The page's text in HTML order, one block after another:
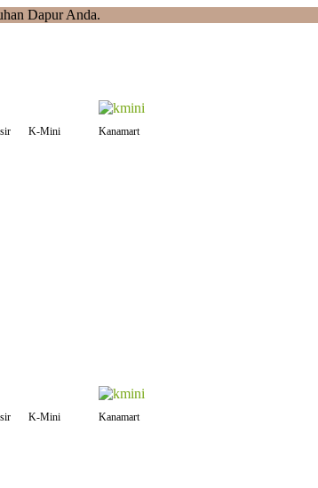
Dapur Anda.
K-Mini Kanamart
K-Mini Kanamart